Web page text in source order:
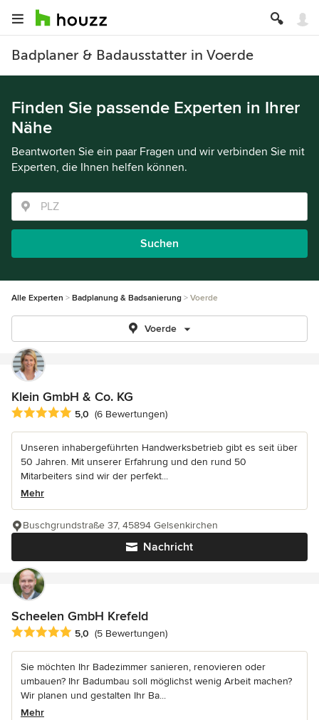
Badplaner & Badausstatter in Voerde
Finden Sie passende Experten in Ihrer
Nähe
Beantworten Sie ein paar Fragen und wir verbinden Sie mit
Experten, die Ihnen helfen können.
Suchen
Alle Experten Badplanung & Badsanierung Voerde
Voerde
Klein GmbH & Co. KG
Durchschnittliche Bewertung: 5 von 5 Sternen
5,0 (6 Bewertungen)
Unseren inhabergeführten Handwerksbetrieb gibt es seit über
50 Jahren. Mit unserer Erfahrung und den rund 50
Mitarbeiters sind wir der perfekt...
Mehr
Nachricht
Buschgrundstraße 37, 45894 Gelsenkirchen
Scheelen GmbH Krefeld
Durchschnittliche Bewertung: 5 von 5 Sternen
5,0 (5 Bewertungen)
Sie möchten Ihr Badezimmer sanieren, renovieren oder
umbauen? Ihr Badumbau soll möglichst wenig Arbeit machen?
Wir planen und gestalten Ihr Ba...
Mehr